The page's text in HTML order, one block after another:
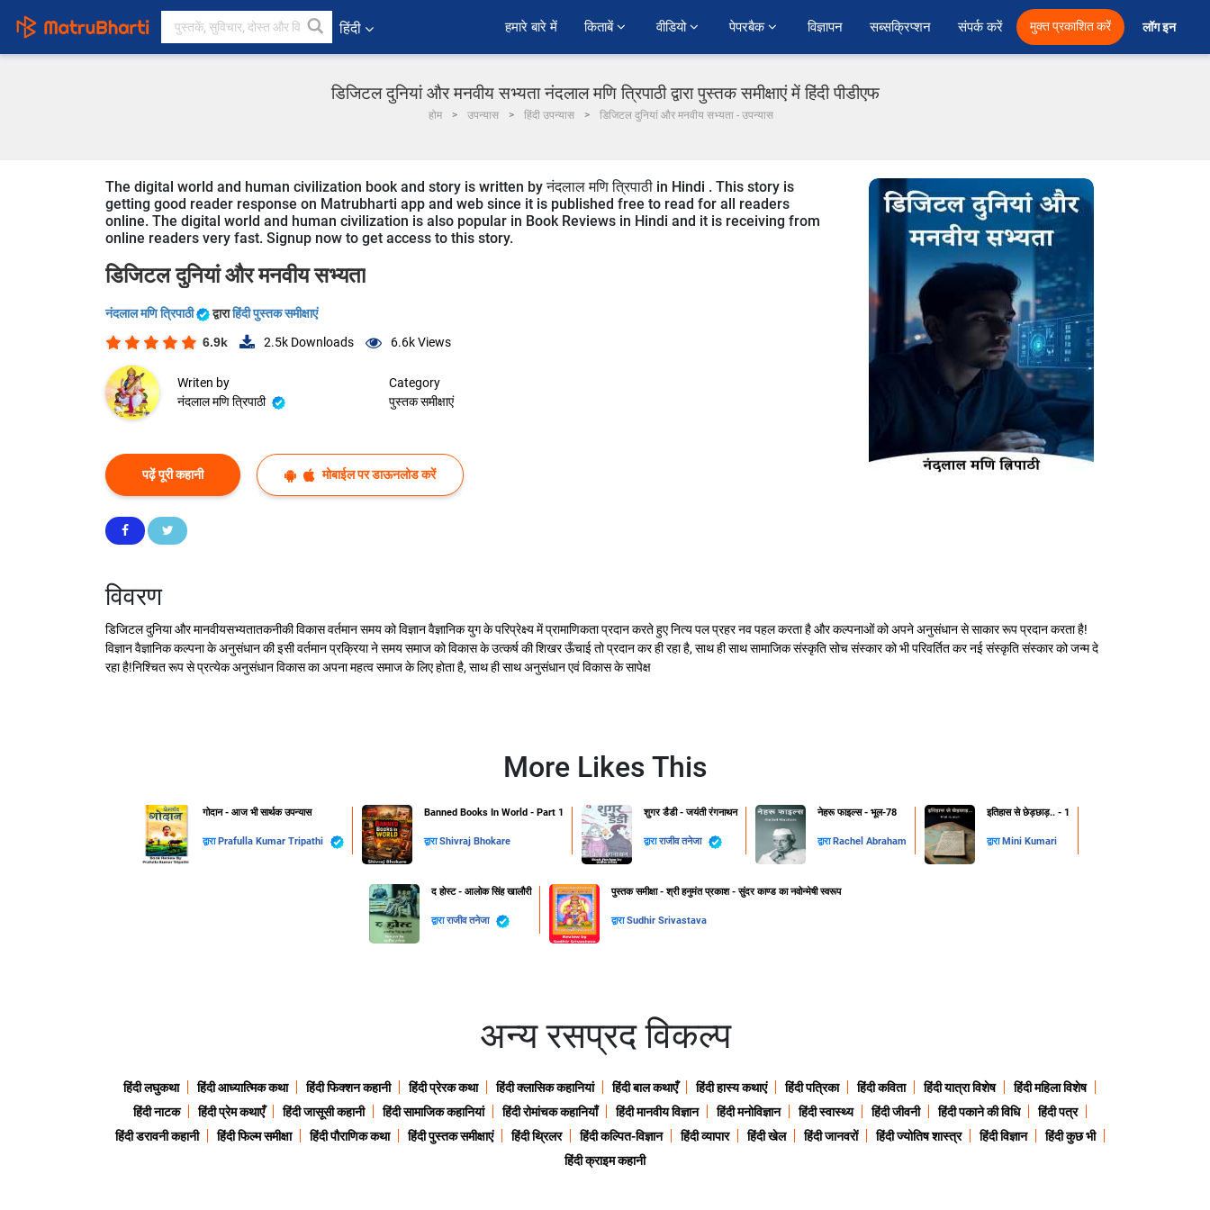
हिंदी हमारे बारे में किताबें वीडियो पेपरबैक विज्ञापन सब्सक्रिप्शन संपर्क करें मुक्त प्रकाशित करें लॉग इन
डिजिटल दुनियां और मनवीय सभ्यता नंदलाल मणि त्रिपाठी द्वारा पुस्तक समीक्षाएं में हिंदी पीडीएफ
होम उपन्यास हिंदी उपन्यास डिजिटल दुनियां और मनवीय सभ्यता - उपन्यास
The digital world and human civilization book and story is written by नंदलाल मणि त्रिपाठी in Hindi . This story is
getting good reader response on Matrubharti app and web since it is published free to read for all readers
online. The digital world and human civilization is also popular in Book Reviews in Hindi and it is receiving from
online readers very fast. Signup now to get access to this story.
डिजिटल दुनियां और मनवीय सभ्यता
नंदलाल मणि त्रिपाठी द्वाराहिंदी पुस्तक समीक्षाएं
6.9k 2.5k Downloads 6.6kViews
Writen by
नंदलाल मणि त्रिपाठी
Category
पुस्तक समीक्षाएं
पढ़ें पूरी कहानी मोबाईल पर डाऊनलोड करें
विवरण
डिजिटल दुनिया और मानवीयसभ्यतातकनीकी विकास वर्तमान समय को विज्ञान वैज्ञानिक युग के परिप्रेक्ष्य में प्रामाणिकता प्रदान करते हुए नित्य पल प्रहर नव पहल करता है और कल्पनाओं को अपने अनुसंधान से साकार रूप प्रदान करता है!
विज्ञान वैज्ञानिक कल्पना के अनुसंधान की इसी वर्तमान प्रक्रिया ने समय समाज को विकास के उत्कर्ष की शिखर ऊँचाई तो प्रदान कर ही रहा है, साथ ही साथ सामाजिक संस्कृति सोच संस्कार को भी परिवर्तित कर नई संस्कृति संस्कार को जन्म दे
रहा है!निश्चित रूप से प्रत्येक अनुसंधान विकास का अपना महत्व समाज के लिए होता है, साथ ही साथ अनुसंधान एवं विकास के सापेक्ष
More Likes This
गोदान - आज भी सार्थक उपन्यास
द्वारा Prafulla Kumar Tripathi
Banned Books In World - Part 1
द्वाराShivraj Bhokare
शुगर डैडी - जयंती रंगनाथन
द्वाराराजीव तनेजा
नेहरू फाइल्स - भूल-78
द्वारा Rachel Abraham
इतिहास से छेड़छाड़.. - 1
द्वारा Mini Kumari
द होस्ट - आलोक सिंह खालौरी
द्वाराराजीव तनेजा
पुस्तक समीक्षा - श्री हनुमंत प्रकाश - सुंदर काण्ड का नवोन्मेषी स्वरूप
द्वाराSudhir Srivastava
अन्य रसप्रद विकल्प
हिंदी लघुकथा हिंदी आध्यात्मिक कथा हिंदी फिक्शन कहानी हिंदी प्रेरक कथा हिंदी क्लासिक कहानियां हिंदी बाल कथाएँ हिंदी हास्य कथाएं हिंदी पत्रिका हिंदी कविता हिंदी यात्रा विशेष
हिंदी महिला विशेष
हिंदी नाटक
हिंदी प्रेम कथाएँ हिंदी जासूसी कहानी हिंदी सामाजिक कहानियां हिंदी रोमांचक कहानियाँ हिंदी मानवीय विज्ञान हिंदी मनोविज्ञान हिंदी स्वास्थ्य हिंदी जीवनी हिंदी पकाने की विधि
हिंदी पत्र
हिंदी डरावनी कहानी
हिंदी फिल्म समीक्षा हिंदी पौराणिक कथा हिंदी पुस्तक समीक्षाएं हिंदी थ्रिलर हिंदी कल्पित-विज्ञान हिंदी व्यापार हिंदी खेल हिंदी जानवरों हिंदी ज्योतिष शास्त्र हिंदी विज्ञान
हिंदी कुछ भी
हिंदी क्राइम कहानी